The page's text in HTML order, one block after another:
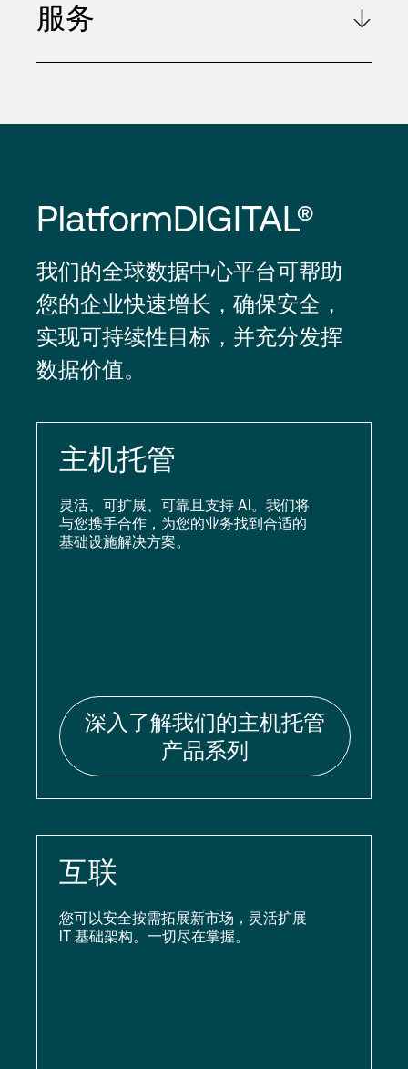
服务
PlatformDIGITAL®
我们的全球数据中心平台可帮助
您的企业快速增长，确保安全，
实现可持续性目标，并充分发挥
数据价值。
主机托管
灵活、可扩展、可靠且支持 AI。我们将
与您携手合作，为您的业务找到合适的
基础设施解决方案。
深入了解我们的主机托管
产品系列
互联
您可以安全按需拓展新市场，灵活扩展
IT 基础架构。一切尽在掌握。